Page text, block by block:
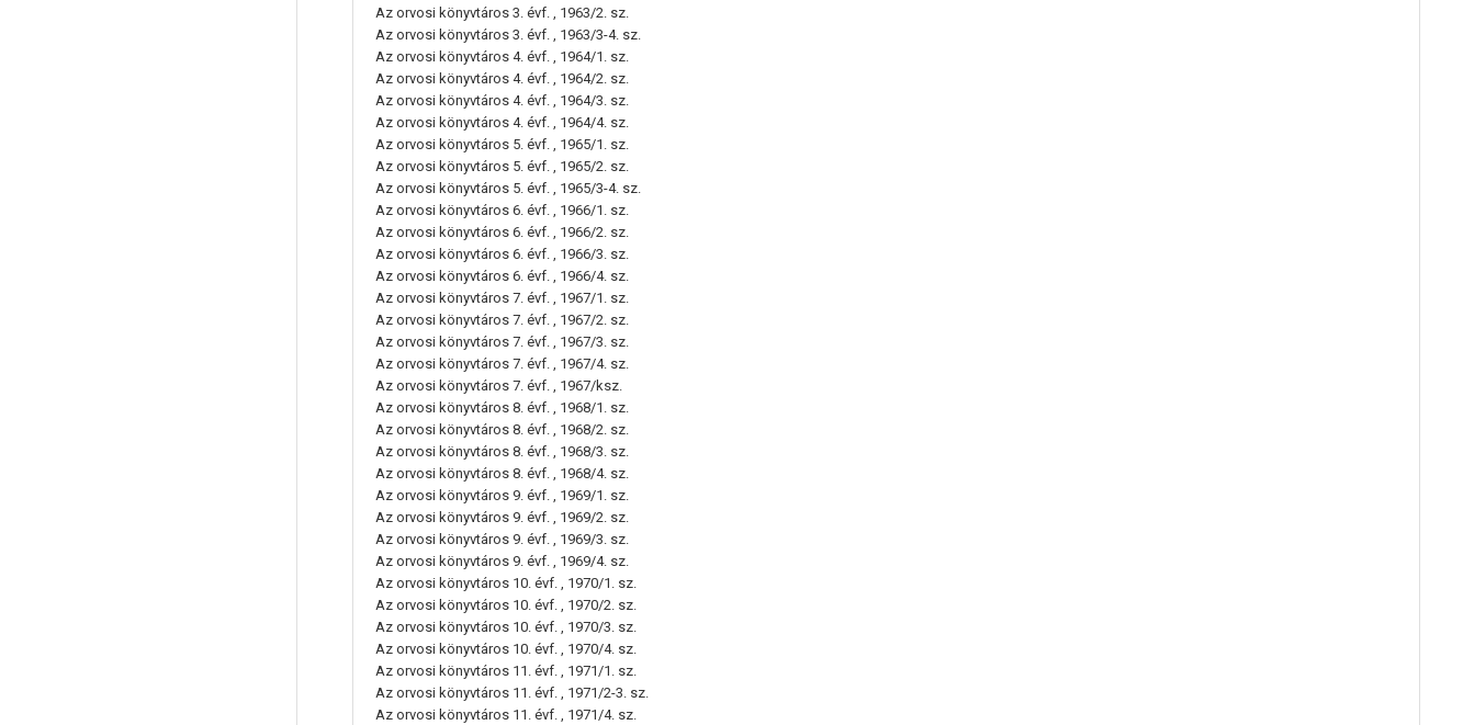
Az orvosi könyvtáros 3. évf. , 1963/2. sz.
Az orvosi könyvtáros 3. évf. , 1963/3-4. sz.
Az orvosi könyvtáros 4. évf. , 1964/1. sz.
Az orvosi könyvtáros 4. évf. , 1964/2. sz.
Az orvosi könyvtáros 4. évf. , 1964/3. sz.
Az orvosi könyvtáros 4. évf. , 1964/4. sz.
Az orvosi könyvtáros 5. évf. , 1965/1. sz.
Az orvosi könyvtáros 5. évf. , 1965/2. sz.
Az orvosi könyvtáros 5. évf. , 1965/3-4. sz.
Az orvosi könyvtáros 6. évf. , 1966/1. sz.
Az orvosi könyvtáros 6. évf. , 1966/2. sz.
Az orvosi könyvtáros 6. évf. , 1966/3. sz.
Az orvosi könyvtáros 6. évf. , 1966/4. sz.
Az orvosi könyvtáros 7. évf. , 1967/1. sz.
Az orvosi könyvtáros 7. évf. , 1967/2. sz.
Az orvosi könyvtáros 7. évf. , 1967/3. sz.
Az orvosi könyvtáros 7. évf. , 1967/4. sz.
Az orvosi könyvtáros 7. évf. , 1967/ksz.
Az orvosi könyvtáros 8. évf. , 1968/1. sz.
Az orvosi könyvtáros 8. évf. , 1968/2. sz.
Az orvosi könyvtáros 8. évf. , 1968/3. sz.
Az orvosi könyvtáros 8. évf. , 1968/4. sz.
Az orvosi könyvtáros 9. évf. , 1969/1. sz.
Az orvosi könyvtáros 9. évf. , 1969/2. sz.
Az orvosi könyvtáros 9. évf. , 1969/3. sz.
Az orvosi könyvtáros 9. évf. , 1969/4. sz.
Az orvosi könyvtáros 10. évf. , 1970/1. sz.
Az orvosi könyvtáros 10. évf. , 1970/2. sz.
Az orvosi könyvtáros 10. évf. , 1970/3. sz.
Az orvosi könyvtáros 10. évf. , 1970/4. sz.
Az orvosi könyvtáros 11. évf. , 1971/1. sz.
Az orvosi könyvtáros 11. évf. , 1971/2-3. sz.
Az orvosi könyvtáros 11. évf. , 1971/4. sz.